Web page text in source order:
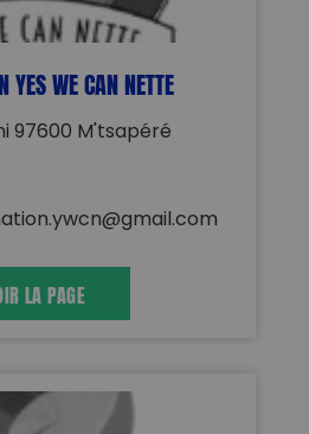
YES WE CAN NETTE
97600 M'tsapéré
LA PAGE